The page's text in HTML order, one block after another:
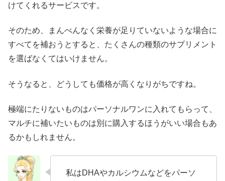
けてくれるサービスです。
そのため、まんべんなく栄養が足りていないような場合に
すべてを補おうとすると、たくさんの種類のサプリメント
を選ばなくてはいけません。
そうなると、どうしても価格が高くなりがちですね。
極端にたりないものはパーソナルワンに入れてもらって、
マルチに補いたいものは別に購入するほうがいい場合もあ
るかもしれません。
私はDHAやカルシウムなどをパーソ